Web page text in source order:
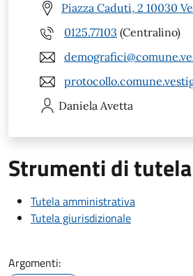
Piazza Caduti, 2 10030
0125.77103 (Centralino)
Daniela Avetta
Strumenti di tutela
Tutela amministrativa
Tutela giurisdizionale
Argomenti: